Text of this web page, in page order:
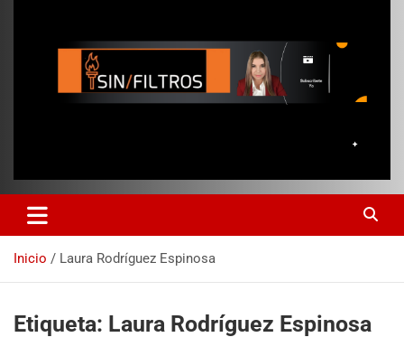
Inicio Laura Rodríguez Espinosa
Etiqueta: Laura Rodríguez Espinosa